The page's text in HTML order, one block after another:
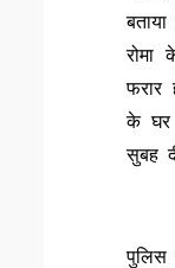
फरार
के घर
सुबह
पुलिस